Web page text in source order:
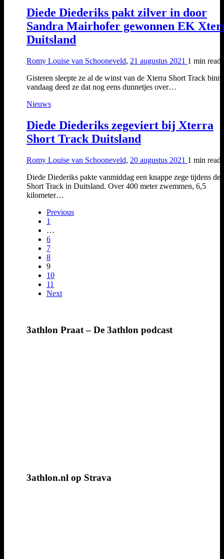
Diede Diederiks pakt zilver in door
Sandra Mairhofer gewonnen EK
Duitsland
Romy Louise van Schooneveld, 21 augustus 2021 1 min read
Gisteren sleepte ze al de winst van de Xterra Short Track
vandaag deed ze dat nog eens dunnetjes over…
Nieuws
Diede Diederiks zegeviert bij Xterra
Short Track Duitsland
Romy Louise van Schooneveld, 20 augustus 2021 1 min read
Diede Diederiks pakte vanmiddag een knappe zege tijdens de
Short Track in Duitsland. Over 400 meter zwemmen, 6,5
kilometer…
Previous
1
…
6
7
8
9
10
11
Next
3athlon Praat – De 3athlon podcast
3athlon.nl op Strava